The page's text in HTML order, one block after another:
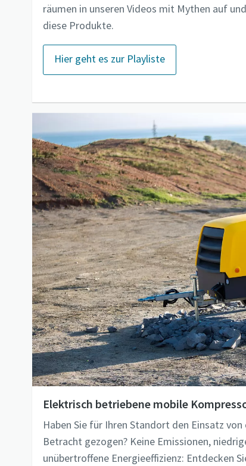
räumen in unseren Videos mit Mythen auf
diese Produkte.
Hier geht es zur Playliste
Elektrisch betriebene mobile
Haben Sie für Ihren Standort den Einsatz
Betracht gezogen? Keine Emissionen,
unübertroffene Energieeffizienz: Entdecken